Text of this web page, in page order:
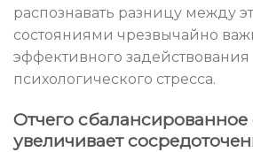
распознавать разницу между
состояниями чрезвычайно
эффективного задействования
психологического стресса.
Отчего сбалансированное
увеличивает